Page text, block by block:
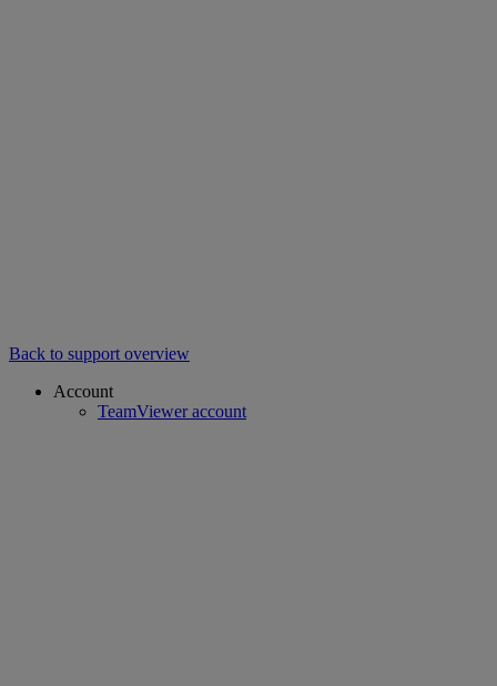
Back to support overview
Account
TeamViewer account